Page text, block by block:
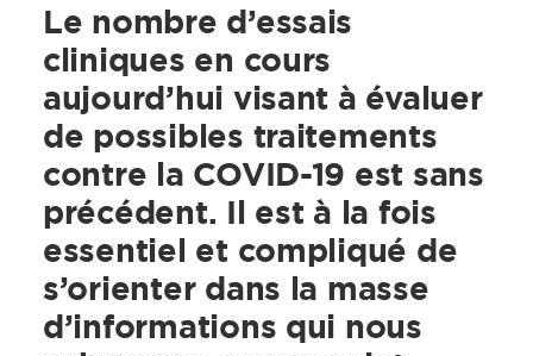
Le nombre d’essais
cliniques en cours
aujourd’hui visant à évaluer
de possibles traitements
contre la COVID-19 est sans
précédent. Il est à la fois
essentiel et compliqué de
s’orienter dans la masse
d’informations qui nous